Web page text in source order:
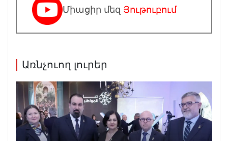
Միացիր մեզ Յութուբում
Առնչուող լուրեր